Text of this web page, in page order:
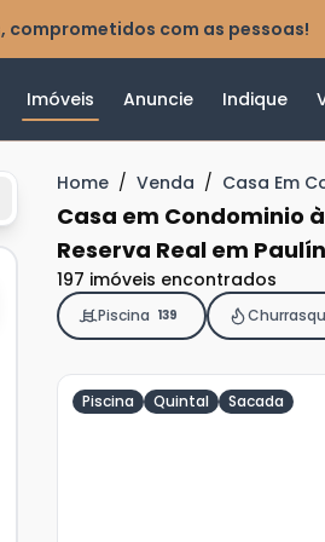
comprometidos com as pessoas!
Imóveis Anuncie Indique
Home / Venda / Casa Em
Casa em Condominio
Reserva Real em
197 imóveis encontrados
Piscina 139
Piscina Quintal Sacada